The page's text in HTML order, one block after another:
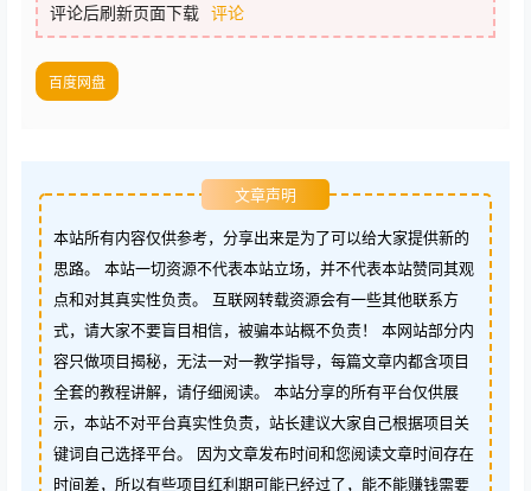
评论后刷新页面下载 评论
百度网盘
文章声明
本站所有内容仅供参考，分享出来是为了可以给大家提供新的
思路。 本站一切资源不代表本站立场，并不代表本站赞同其观
点和对其真实性负责。 互联网转载资源会有一些其他联系方
式，请大家不要盲目相信，被骗本站概不负责！ 本网站部分内
容只做项目揭秘，无法一对一教学指导，每篇文章内都含项目
全套的教程讲解，请仔细阅读。 本站分享的所有平台仅供展
示，本站不对平台真实性负责，站长建议大家自己根据项目关
键词自己选择平台。 因为文章发布时间和您阅读文章时间存在
时间差，所以有些项目红利期可能已经过了，能不能赚钱需要